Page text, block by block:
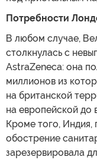
Потребности
В любом случае,
столкнулась с
AstraZeneca: она
миллионов из
на британской
на европейской до
Кроме того, Индия,
обострение
зарезервировала